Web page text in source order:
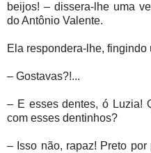
beijos! – dissera-lhe uma
do Antônio Valente.
Ela respondera-lhe, fingindo
– Gostavas?!...
– E esses dentes, ó Luzia!
com esses dentinhos?
– Isso não, rapaz! Preto